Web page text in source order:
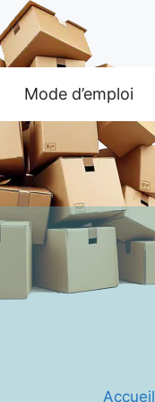
Mode d’emploi
Accueil